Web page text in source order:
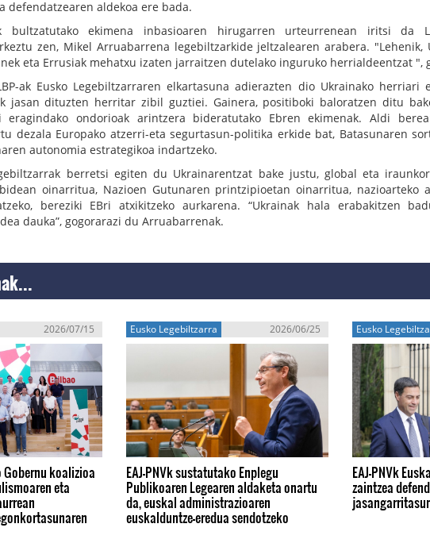
defendatzearen aldekoa ere bada.
bultzatutako ekimena inbasioaren hirugarren urteurrenean iritsi da
zen, Mikel Arruabarrena legebiltzarkide jeltzalearen arabera. "Lehenik,
eta Errusiak mehatxu izaten jarraitzen dutelako inguruko herrialdeentzat ",
ak Eusko Legebiltzarraren elkartasuna adierazten dio Ukrainako herriari
jasan dituzten herritar zibil guztiei. Gainera, positiboki baloratzen ditu
eragindako ondorioak arintzera bideratutako Ebren ekimenak. Aldi
dezala Europako atzerri-eta segurtasun-politika erkide bat, Batasunaren
autonomia estrategikoa indartzeko.
berretsi egiten du Ukrainarentzat bake justu, global eta
oinarritua, Nazioen Gutunaren printzipioetan oinarritua, nazioarteko
bereziki EBri atxikitzeko aurkarena. “Ukrainak hala erabakitzen
dauka”, gogorarazi du Arruabarrenak.
2026/07/15
Gobernu koalizioa
eta
Eusko Legebiltzarra 2026/06/25
EAJ-PNVk sustatutako Enplegu
Publikoaren Legearen aldaketa onartu
da, euskal administrazioaren
euskalduntze-eredua sendotzeko
Eusko
EAJ-PNVk
zaintzea